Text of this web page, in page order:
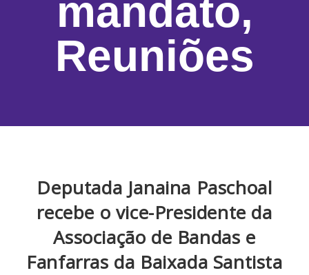
mandato,
Reuniões
Deputada Janaina Paschoal
recebe o vice-Presidente da
Associação de Bandas e
Fanfarras da Baixada Santista